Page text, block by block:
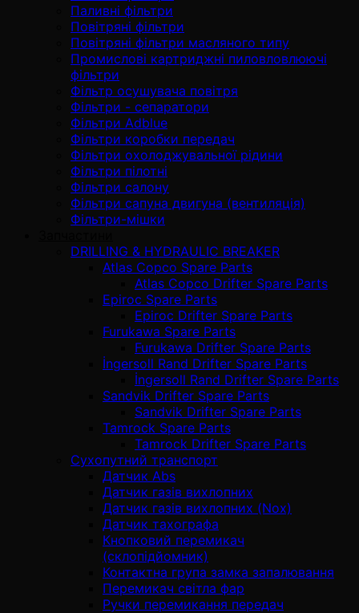
Паливні фільтри
Повітряні фільтри
Повітряні фільтри масляного типу
Промислові картриджні пиловловлюючі
фільтри
Фільтр осушувача повітря
Фільтри - сепаратори
Фільтри Adblue
Фільтри коробки передач
Фільтри охолоджувальної рідини
Фільтри пілотні
Фільтри салону
Фільтри сапуна двигуна (вентиляція)
Фільтри-мішки
DRILLING & HYDRAULIC BREAKER
Atlas Copco Spare Parts
Atlas Copco Drifter Spare Parts
Epiroc Spare Parts
Epiroc Drifter Spare Parts
Furukawa Spare Parts
Furukawa Drifter Spare Parts
İngersoll Rand Drifter Spare Parts
İngersoll Rand Drifter Spare Parts
Sandvik Drifter Spare Parts
Sandvik Drifter Spare Parts
Tamrock Spare Parts
Tamrock Drifter Spare Parts
Сухопутний транспорт
Датчик Abs
Датчик газів вихлопних
Датчик газів вихлопних (Nox)
Датчик тахографа
Кнопковий перемикач
(склопідйомник)
Контактна група замка запалювання
Перемикач світла фар
Ручки перемикання передач